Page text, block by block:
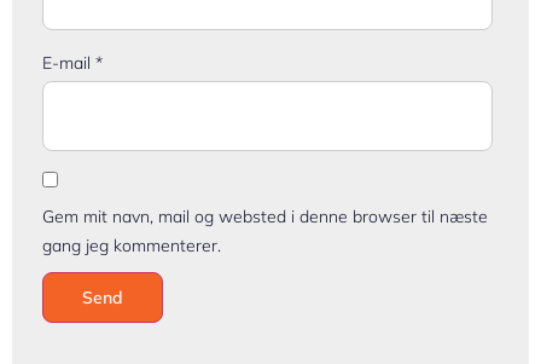
E-mail *
Gem mit navn, mail og websted i denne browser til næste
gang jeg kommenterer.